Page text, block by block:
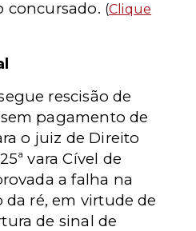
concursado. (Clique
rescisão de
pagamento de
o juiz de Direito
vara Cível de
a falha na
da ré, em virtude de
de sinal de